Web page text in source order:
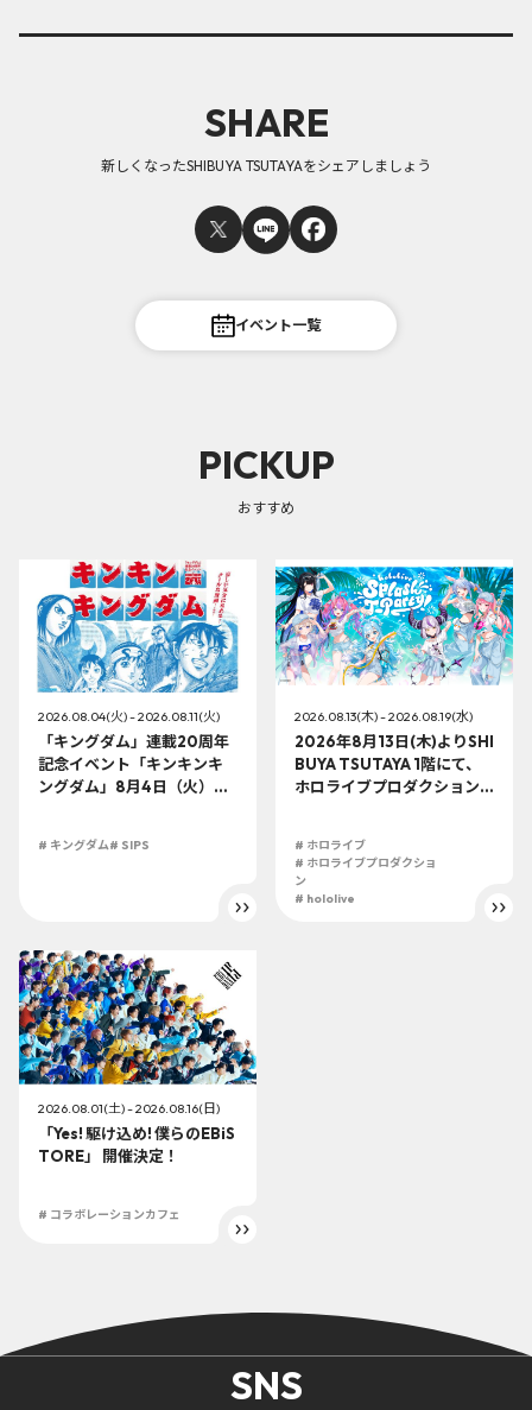
SHARE
新しくなったSHIBUYA TSUTAYAをシェアしましょう
イベント一覧
PICKUP
おすすめ
2026.08.04(火) - 2026.08.11(火)
「キングダム」連載20周年
記念イベント「キンキンキ
ングダム」8月4日（火）よ
# キングダム# SIPS
2026.08.13(木) - 2026.08.19(水)
2026年8月13日(木)よりSHI
BUYA TSUTAYA 1階にて、
ホロライブプロダクション
# ホロライブ
# ホロライブプロダクショ
ン
# hololive
2026.08.01(土) - 2026.08.16(日)
「Yes! 駆け込め! 僕らのEBiS
TORE」 開催決定！
# コラボレーションカフェ
SNS